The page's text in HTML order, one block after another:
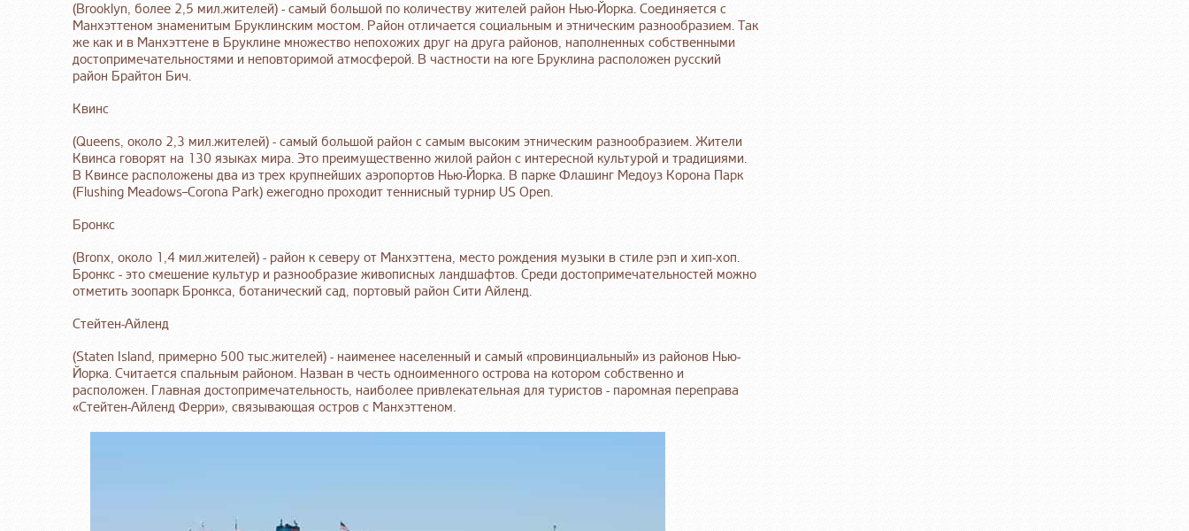
(Brooklyn, более 2,5 мил.жителей) - самый большой по количеству жителей район Нью-Йорка. Соединяется с
Манхэттеном знаменитым Бруклинским мостом. Район отличается социальным и этническим разнообразием. Так
же как и в Манхэттене в Бруклине множество непохожих друг на друга районов, наполненных собственными
достопримечательностями и неповторимой атмосферой. В частности на юге Бруклина расположен русский
район Брайтон Бич.
Квинс
(Queens, около 2,3 мил.жителей) - самый большой район с самым высоким этническим разнообразием. Жители
Квинса говорят на 130 языках мира. Это преимущественно жилой район с интересной культурой и традициями.
В Квинсе расположены два из трех крупнейших аэропортов Нью-Йорка. В парке Флашинг Медоуз Корона Парк
(Flushing Meadows–Corona Park) ежегодно проходит теннисный турнир US Open.
Бронкс
(Bronx, около 1,4 мил.жителей) - район к северу от Манхэттена, место рождения музыки в стиле рэп и хип-хоп.
Бронкс - это смешение культур и разнообразие живописных ландшафтов. Среди достопримечательностей можно
отметить зоопарк Бронкса, ботанический сад, портовый район Сити Айленд.
Стейтен-Айленд
(Staten Island, примерно 500 тыс.жителей) - наименее населенный и самый «провинциальный» из районов Нью-
Йорка. Считается спальным районом. Назван в честь одноименного острова на котором собственно и
расположен. Главная достопримечательность, наиболее привлекательная для туристов - паромная переправа
«Стейтен-Айленд Ферри», связывающая остров с Манхэттеном.